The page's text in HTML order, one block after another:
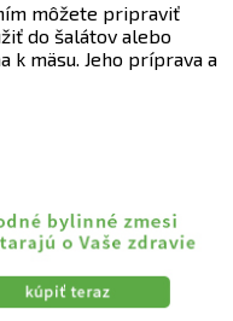
môžete pripraviť
do šalátov alebo
k mäsu. Jeho príprava a